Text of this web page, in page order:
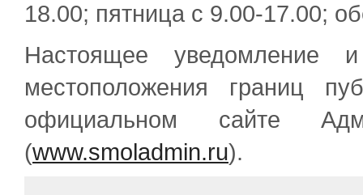
18.00; пятница с 9.00-17.00;
Настоящее уведомление
местоположения границ
официальном сайте
(www.smoladmin.ru).